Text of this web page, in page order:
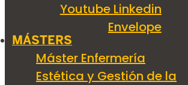
Youtube Linkedin
Envelope
MÁSTERS
Máster Enfermería
Estética y Gestión de la